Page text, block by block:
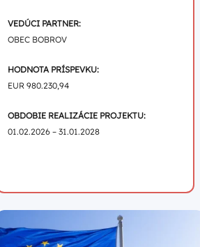
VEDÚCI PARTNER:
OBEC BOBROV
HODNOTA PRÍSPEVKU:
EUR 980.230,94
OBDOBIE REALIZÁCIE PROJEKTU:
01.02.2026 – 31.01.2028